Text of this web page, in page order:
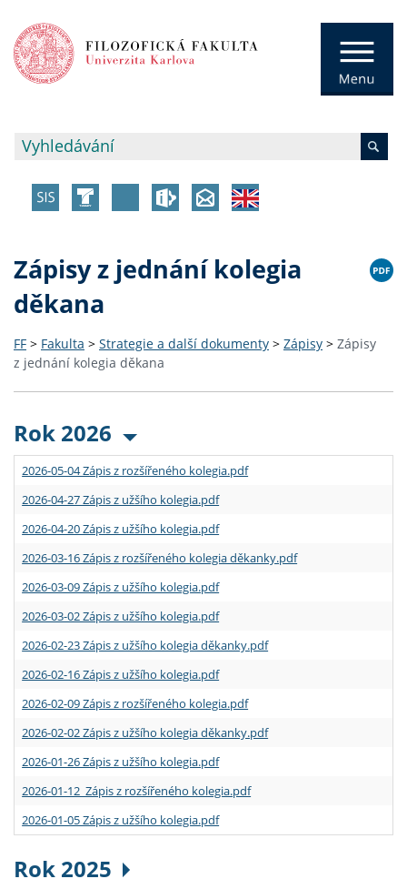
Zápisy z jednání kolegia
děkana
FF > Fakulta > Strategie a další dokumenty > Zápisy > Zápisy
z jednání kolegia děkana
Rok 2026
2026-05-04 Zápis z rozšířeného kolegia.pdf
2026-04-27 Zápis z užšího kolegia.pdf
2026-04-20 Zápis z užšího kolegia.pdf
2026-03-16 Zápis z rozšířeného kolegia děkanky.pdf
2026-03-09 Zápis z užšího kolegia.pdf
2026-03-02 Zápis z užšího kolegia.pdf
2026-02-23 Zápis z užšího kolegia děkanky.pdf
2026-02-16 Zápis z užšího kolegia.pdf
2026-02-09 Zápis z rozšířeného kolegia.pdf
2026-02-02 Zápis z užšího kolegia děkanky.pdf
2026-01-26 Zápis z užšího kolegia.pdf
2026-01-12 Zápis z rozšířeného kolegia.pdf
2026-01-05 Zápis z užšího kolegia.pdf
Rok 2025